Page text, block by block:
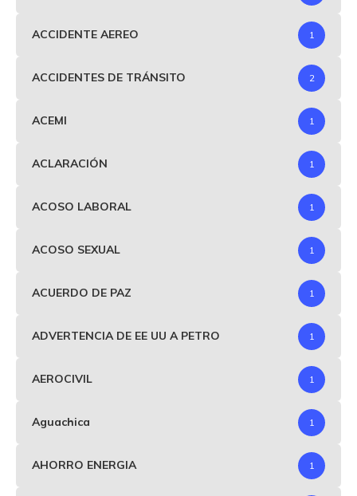
ACCIDENTE AEREO 1
ACCIDENTES DE TRÁNSITO 2
ACEMI 1
ACLARACIÓN 1
ACOSO LABORAL 1
ACOSO SEXUAL 1
ACUERDO DE PAZ 1
ADVERTENCIA DE EE UU A PETRO 1
AEROCIVIL 1
Aguachica 1
AHORRO ENERGIA 1